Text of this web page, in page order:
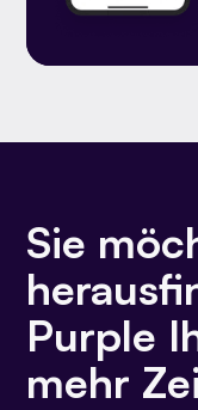
Sie
Purple
mehr